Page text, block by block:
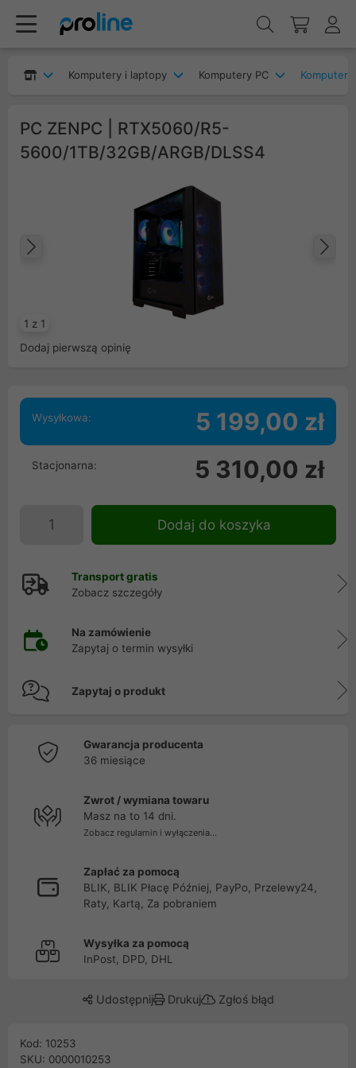
Komputery i laptopy Komputery PC
PC ZENPC | RTX5060/R5-
5600/1TB/32GB/ARGB/DLSS4
1 z 1
Poprzedni
Dodaj pierwszą opinię
Wysyłkowa: 5 199,00 zł
Stacjonarna: 5 310,00 zł
Dodaj do koszyka
Transport gratis
Zobacz szczegóły
Na zamówienie
Zapytaj o termin wysyłki
Zapytaj o produkt
Gwarancja producenta
36 miesiące
Zwrot / wymiana towaru
Masz na to 14 dni.
Zobacz regulamin i wyłączenia...
Zapłać za pomocą
BLIK, BLIK Płacę Później, PayPo, Przelewy24,
Raty, Kartą, Za pobraniem
Wysyłka za pomocą
InPost, DPD, DHL
Udostępnij Drukuj Zgłoś błąd
Kod: 10253
SKU: 0000010253